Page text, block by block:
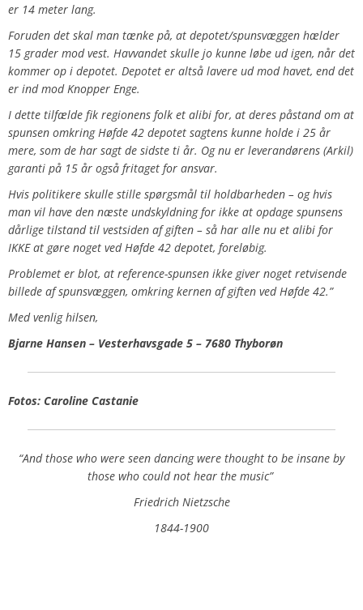
er 14 meter lang.
Foruden det skal man tænke på, at depotet/spunsvæggen hælder
15 grader mod vest. Havvandet skulle jo kunne løbe ud igen, når det
kommer op i depotet. Depotet er altså lavere ud mod havet, end det
er ind mod Knopper Enge.
I dette tilfælde fik regionens folk et alibi for, at deres påstand om at
spunsen omkring Høfde 42 depotet sagtens kunne holde i 25 år
mere, som de har sagt de sidste ti år. Og nu er leverandørens (Arkil)
garanti på 15 år også fritaget for ansvar.
Hvis politikere skulle stille spørgsmål til holdbarheden – og hvis
man vil have den næste undskyldning for ikke at opdage spunsens
dårlige tilstand til vestsiden af giften – så har alle nu et alibi for
IKKE at gøre noget ved Høfde 42 depotet, foreløbig.
Problemet er blot, at reference-spunsen ikke giver noget retvisende
billede af spunsvæggen, omkring kernen af giften ved Høfde 42.”
Med venlig hilsen,
Bjarne Hansen – Vesterhavsgade 5 – 7680 Thyborøn
Fotos: Caroline Castanie
“And those who were seen dancing were thought to be insane by
those who could not hear the music”
Friedrich Nietzsche
1844-1900